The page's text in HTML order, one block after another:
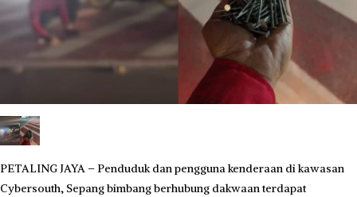
PETALING JAYA – Penduduk dan pengguna kenderaan di kawasan
Cybersouth, Sepang bimbang berhubung dakwaan terdapat